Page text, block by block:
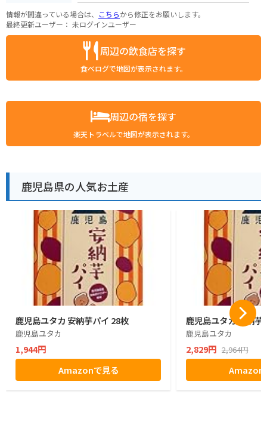
情報が間違っている場合は、 こちらから修正をお願いします。
最終更新ユーザー： 未ログインユーザー
周辺の飲食店を探す
食べログで地図が表示されます。
周辺の宿を探す
楽天トラベルで地図が表示されます。
鹿児島県の人気お土産
鹿児島ユタカ 安納芋パイ 28枚
鹿児島ユタカ
1,944円
Amazonで見る
鹿児島ユタカ 安納
鹿児島ユタカ
2,829円 2,964円
Amazon